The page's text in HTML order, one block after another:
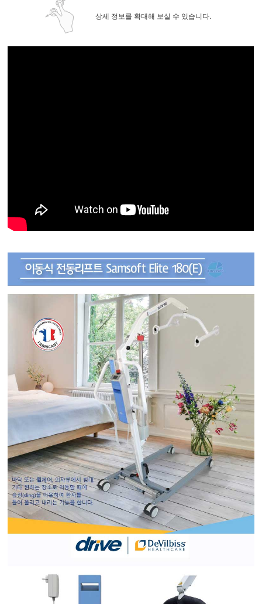
상세 정보를 확대해 보실 수 있습니다.